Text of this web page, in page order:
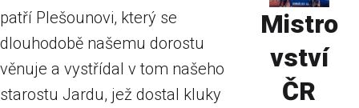
patří Plešounovi, který se
dlouhodobě našemu dorostu
věnuje a vystřídal v tom našeho
starostu Jardu, jež dostal kluky
Mistro
vství
ČR